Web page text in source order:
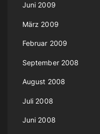
Juni 2009
März 2009
Februar 2009
September 2008
August 2008
Juli 2008
Juni 2008